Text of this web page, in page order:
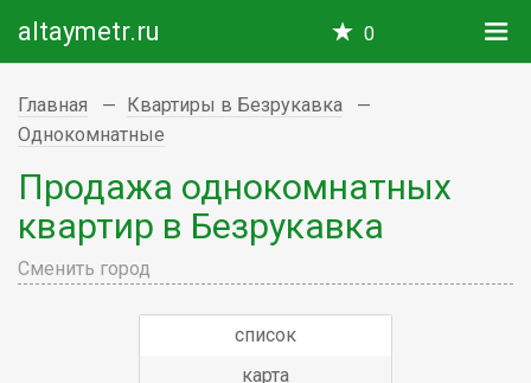
altaymetr.ru 0
Главная
Квартиры в Безрукавка
Однокомнатные
Продажа однокомнатных
квартир в Безрукавка
Сменить город
список
карта